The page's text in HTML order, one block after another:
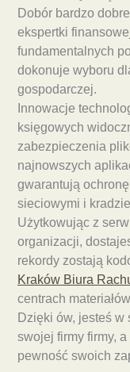
Dobór bardzo
ekspertki
fundamentalnych
dokonuje wyboru
gospodarczej.
Innowacje
księgowych
zabezpieczenia
najnowszych
gwarantują
sieciowymi i
Użytkowując z
organizacji,
rekordy zostają
Kraków Biura
centrach
Dzięki ów, jesteś
swojej firmy firmy,
pewność swoich